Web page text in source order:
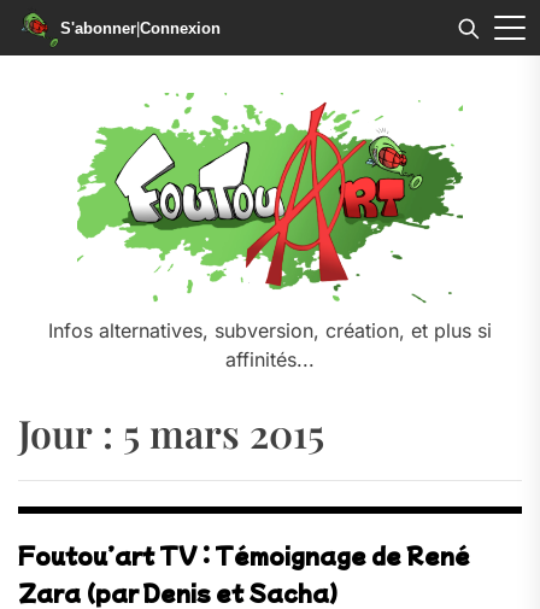
S'abonner|Connexion
Infos alternatives, subversion, création, et plus si
affinités...
Jour : 5 mars 2015
Foutou’art TV : Témoignage de René
Zara (par Denis et Sacha)